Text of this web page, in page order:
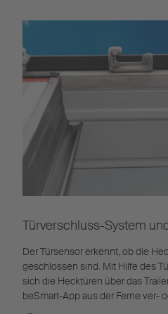
Türverschluss-System
Der Türsensor erkennt, ob die
geschlossen sind. Mit Hilfe des
sich die Hecktüren über das
beSmart-App aus der Ferne ver-